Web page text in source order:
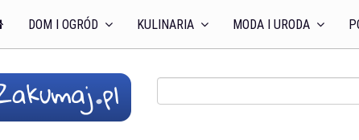
DOM I OGRÓD KULINARIA MODA I URODA